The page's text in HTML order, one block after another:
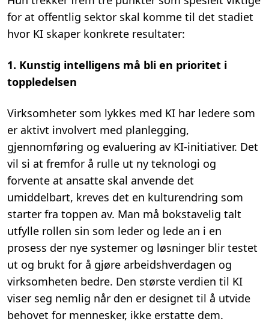
for at offentlig sektor skal komme til det stadiet
hvor KI skaper konkrete resultater:
1. Kunstig intelligens må bli en prioritet i
toppledelsen
Virksomheter som lykkes med KI har ledere som
er aktivt involvert med planlegging,
gjennomføring og evaluering av KI-initiativer. Det
vil si at fremfor å rulle ut ny teknologi og
forvente at ansatte skal anvende det
umiddelbart, kreves det en kulturendring som
starter fra toppen av. Man må bokstavelig talt
utfylle rollen sin som leder og lede an i en
prosess der nye systemer og løsninger blir testet
ut og brukt for å gjøre arbeidshverdagen og
virksomheten bedre. Den største verdien til KI
viser seg nemlig når den er designet til å utvide
behovet for mennesker, ikke erstatte dem.